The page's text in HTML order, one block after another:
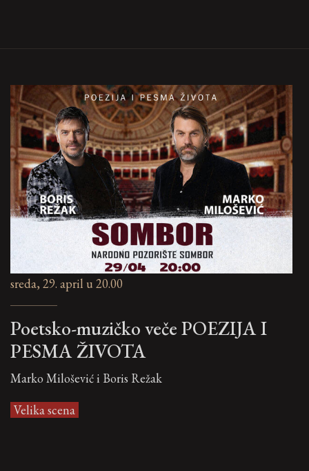
sreda, 29. april u 20.00
Poetsko-muzičko veče POEZIJA I
PESMA ŽIVOTA
Marko Milošević i Boris Režak
Velika scena